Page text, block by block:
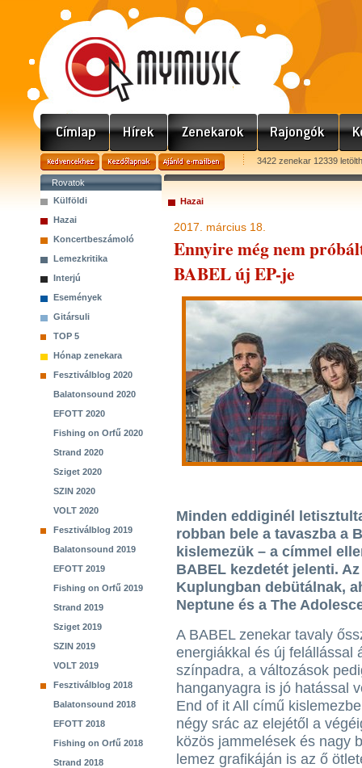
3422 zenekar 12339
Rovatok
Külföldi
Hazai
Koncertbeszámoló
Lemezkritika
Interjú
Események
Gitársuli
TOP 5
Hónap zenekara
Fesztiválblog 2020
Balatonsound 2020
EFOTT 2020
Fishing on Orfű 2020
Strand 2020
Sziget 2020
SZIN 2020
VOLT 2020
Fesztiválblog 2019
Balatonsound 2019
EFOTT 2019
Fishing on Orfű 2019
Strand 2019
Sziget 2019
SZIN 2019
VOLT 2019
Fesztiválblog 2018
Balatonsound 2018
EFOTT 2018
Fishing on Orfű 2018
Strand 2018
Hazai
2017. március 18.
Ennyire még nem
BABEL új EP-je
Minden eddiginél
robban bele a tavaszba a
kislemezük – a címmel
BABEL kezdetét jelenti.
Kuplungban debütálnak,
Neptune és a The
A BABEL zenekar tavaly
energiákkal és új felállással
színpadra, a változások
hanganyagra is jó hatással
End of it All című
négy srác az elejétől a
közös jammelések és nagy
lemez grafikáján is az ő